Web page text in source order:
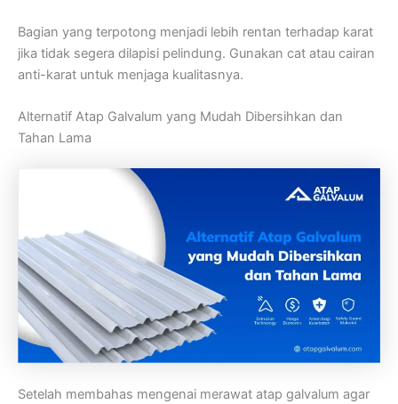
Bagian yang terpotong menjadi lebih rentan terhadap karat
jika tidak segera dilapisi pelindung. Gunakan cat atau cairan
anti-karat untuk menjaga kualitasnya.
Alternatif Atap Galvalum yang Mudah Dibersihkan dan
Tahan Lama
Setelah membahas mengenai merawat atap galvalum agar